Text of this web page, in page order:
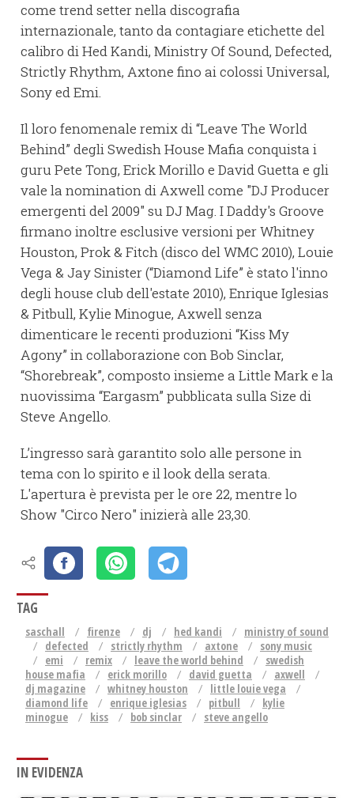
come trend setter nella discografia
internazionale, tanto da contagiare etichette del
calibro di Hed Kandi, Ministry Of Sound, Defected,
Strictly Rhythm, Axtone fino ai colossi Universal,
Sony ed Emi.
Il loro fenomenale remix di “Leave The World
Behind” degli Swedish House Mafia conquista i
guru Pete Tong, Erick Morillo e David Guetta e gli
vale la nomination di Axwell come "DJ Producer
emergenti del 2009" su DJ Mag. I Daddy's Groove
firmano inoltre esclusive versioni per Whitney
Houston, Prok & Fitch (disco del WMC 2010), Louie
Vega & Jay Sinister (“Diamond Life” è stato l'inno
degli house club dell'estate 2010), Enrique Iglesias
& Pitbull, Kylie Minogue, Axwell senza
dimenticare le recenti produzioni “Kiss My
Agony” in collaborazione con Bob Sinclar,
“Shorebreak”, composto insieme a Little Mark e la
nuovissima “Eargasm” pubblicata sulla Size di
Steve Angello.
L’ingresso sarà garantito solo alle persone in
tema con lo spirito e il look della serata.
L'apertura è prevista per le ore 22, mentre lo
Show "Circo Nero" inizierà alle 23,30.
TAG
saschall firenze dj hed kandi
ministry of sound
defected
strictly rhythm axtone
sony music
emi
remix leave the world behind
swedish
house mafia
erick morillo david guetta
axwell
dj magazine
whitney houston
little louie vega
diamond life
enrique iglesias pitbull
kylie
minogue
kiss bob sinclar steve angello
IN EVIDENZA